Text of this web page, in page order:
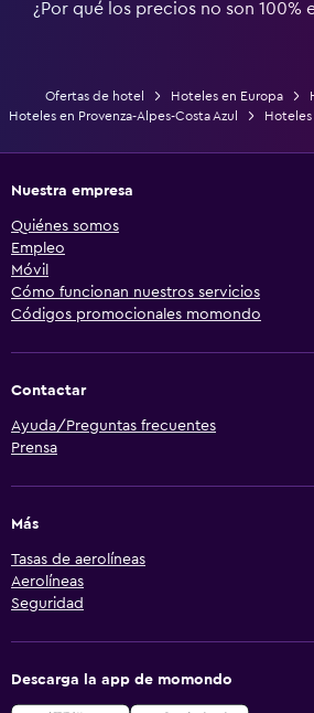
¿Por qué los precios no son 100%
Ofertas de hotel Hoteles en Europa
Hoteles en Provenza-Alpes-Costa Azul
Hoteles
Nuestra empresa
Quiénes somos
Empleo
Móvil
Cómo funcionan nuestros servicios
Códigos promocionales momondo
Contactar
Ayuda/Preguntas frecuentes
Prensa
Más
Tasas de aerolíneas
Aerolíneas
Seguridad
Descarga la app de momondo